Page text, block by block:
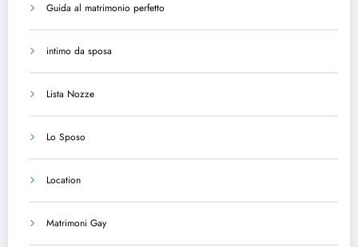
Guida al matrimonio perfetto
intimo da sposa
Lista Nozze
Lo Sposo
Location
Matrimoni Gay